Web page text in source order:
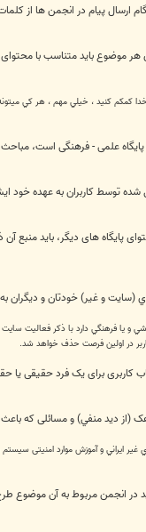
هنگام ارسال پیام در انجمن ها
هر موضوع باید متناسب با
كمكم كنيد ، خيلي مهم ، هر كي
پایگاه علمی - فرهنگی است،
توسط کاربران به عهده خود
پایگاه های دیگر، باید
(سايت و غير) خودتان و دیگران
و يا فرهنگي دارد با ذكر فعاليت سايت
در اولین فرصت حذف خواهد شد.
برای یک فرد حقیقی یا
ديد منفي) و مسائلی که باعث
غير ايراني و آموزش موارد امنیتی
در انجمن مربوط به آن موضوع